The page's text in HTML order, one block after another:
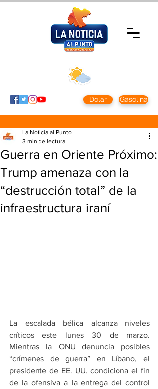
Dolar Gasolina
Guerra en Oriente Próximo:
Trump amenaza con la
“destrucción total” de la
infraestructura iraní
La Noticia al Punto
3 min de lectura
La escalada bélica alcanza niveles
críticos este lunes 30 de marzo.
Mientras la ONU denuncia posibles
“crímenes de guerra” en Líbano, el
presidente de EE. UU. condiciona el fin
de la ofensiva a la entrega del control